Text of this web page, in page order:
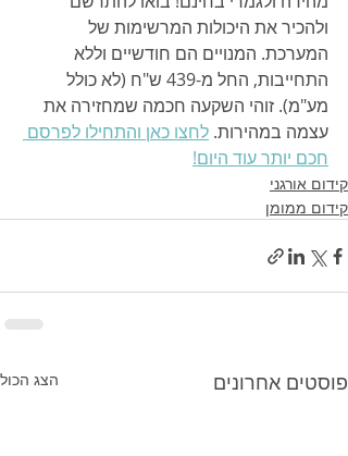
ולהכיר את היכולות המרשימות של
המערכת. המנויים הם חודשיים וללא
התחייבות, החל מ-439 ש"ח (לא כולל
מע"מ). זוהי השקעה חכמה שמחזירה את
עצמה במהירות. לחצו כאן והתחילו לפרסם
חכם יותר עוד היום!
קידום אורגני
קידום ממומן
פוסטים אחרונים הצג הכול